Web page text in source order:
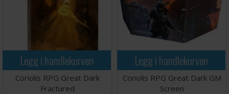
Legg i handlekurven
Coriolis RPG Great Dark
Fractured
Legg i handlekurven
Coriolis RPG Great Dark GM
Screen